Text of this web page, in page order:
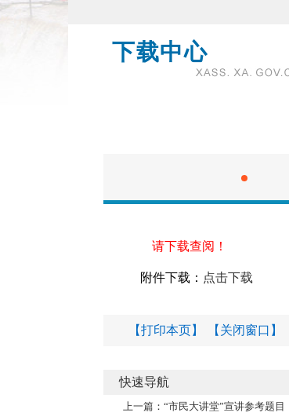
下载中心
请下载查阅！
附件下载： 点击下载
【打印本页】 【关闭窗口】
快速导航
上一篇： “市民大讲堂”宣讲参考题目